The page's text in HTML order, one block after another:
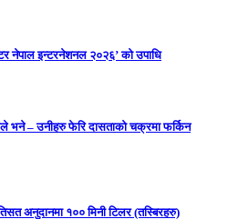
नेपाल इन्टरनेशनल २०२६’ को उपाधि
भने – उनीहरु फेरि दासताको चक्रमा फर्किन
अनुदानमा १०० मिनी टिलर (तस्बिरहरु)